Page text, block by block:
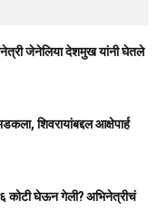
जेनेलिया देशमुख यांनी घेतले
शिवरायांबद्दल आक्षेपार्ह
कोटी घेऊन गेली? अभिनेत्रीचं